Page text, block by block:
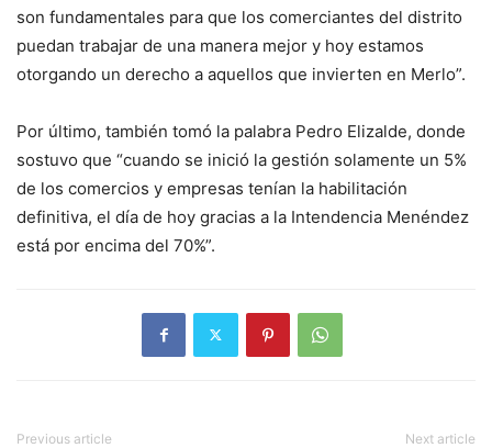
son fundamentales para que los comerciantes del distrito
puedan trabajar de una manera mejor y hoy estamos
otorgando un derecho a aquellos que invierten en Merlo”.
Por último, también tomó la palabra Pedro Elizalde, donde
sostuvo que “cuando se inició la gestión solamente un 5%
de los comercios y empresas tenían la habilitación
definitiva, el día de hoy gracias a la Intendencia Menéndez
está por encima del 70%”.
Previous article Next article